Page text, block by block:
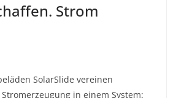
Strom
SolarSlide vereinen
in einem System: